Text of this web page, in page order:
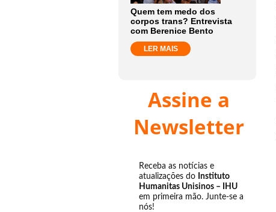
Quem tem medo dos
corpos trans? Entrevista
com Berenice Bento
LER MAIS
Assine a
Newsletter
Receba as notícias e
atualizações do Instituto
Humanitas Unisinos – IHU
em primeira mão. Junte-se a
nós!